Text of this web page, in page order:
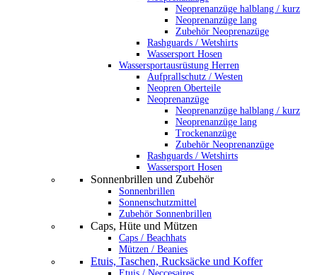
Neoprenanzüge halblang / kurz
Neoprenanzüge lang
Zubehör Neoprenazüge
Rashguards / Wetshirts
Wassersport Hosen
Wassersportausrüstung Herren
Aufprallschutz / Westen
Neopren Oberteile
Neoprenanzüge
Neoprenanzüge halblang / kurz
Neoprenanzüge lang
Trockenanzüge
Zubehör Neoprenanzüge
Rashguards / Wetshirts
Wassersport Hosen
Sonnenbrillen und Zubehör
Sonnenbrillen
Sonnenschutzmittel
Zubehör Sonnenbrillen
Caps, Hüte und Mützen
Caps / Beachhats
Mützen / Beanies
Etuis, Taschen, Rucksäcke und Koffer